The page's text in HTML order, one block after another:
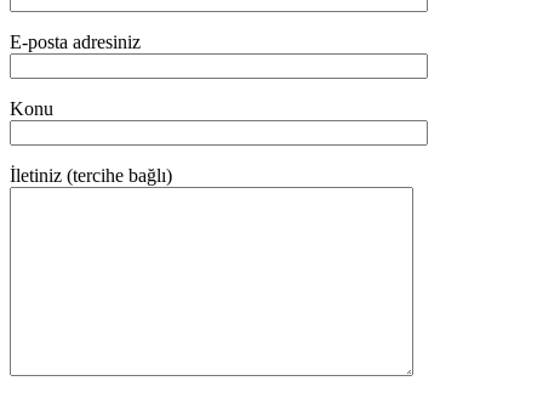
E-posta adresiniz
Konu
İletiniz (tercihe bağlı)